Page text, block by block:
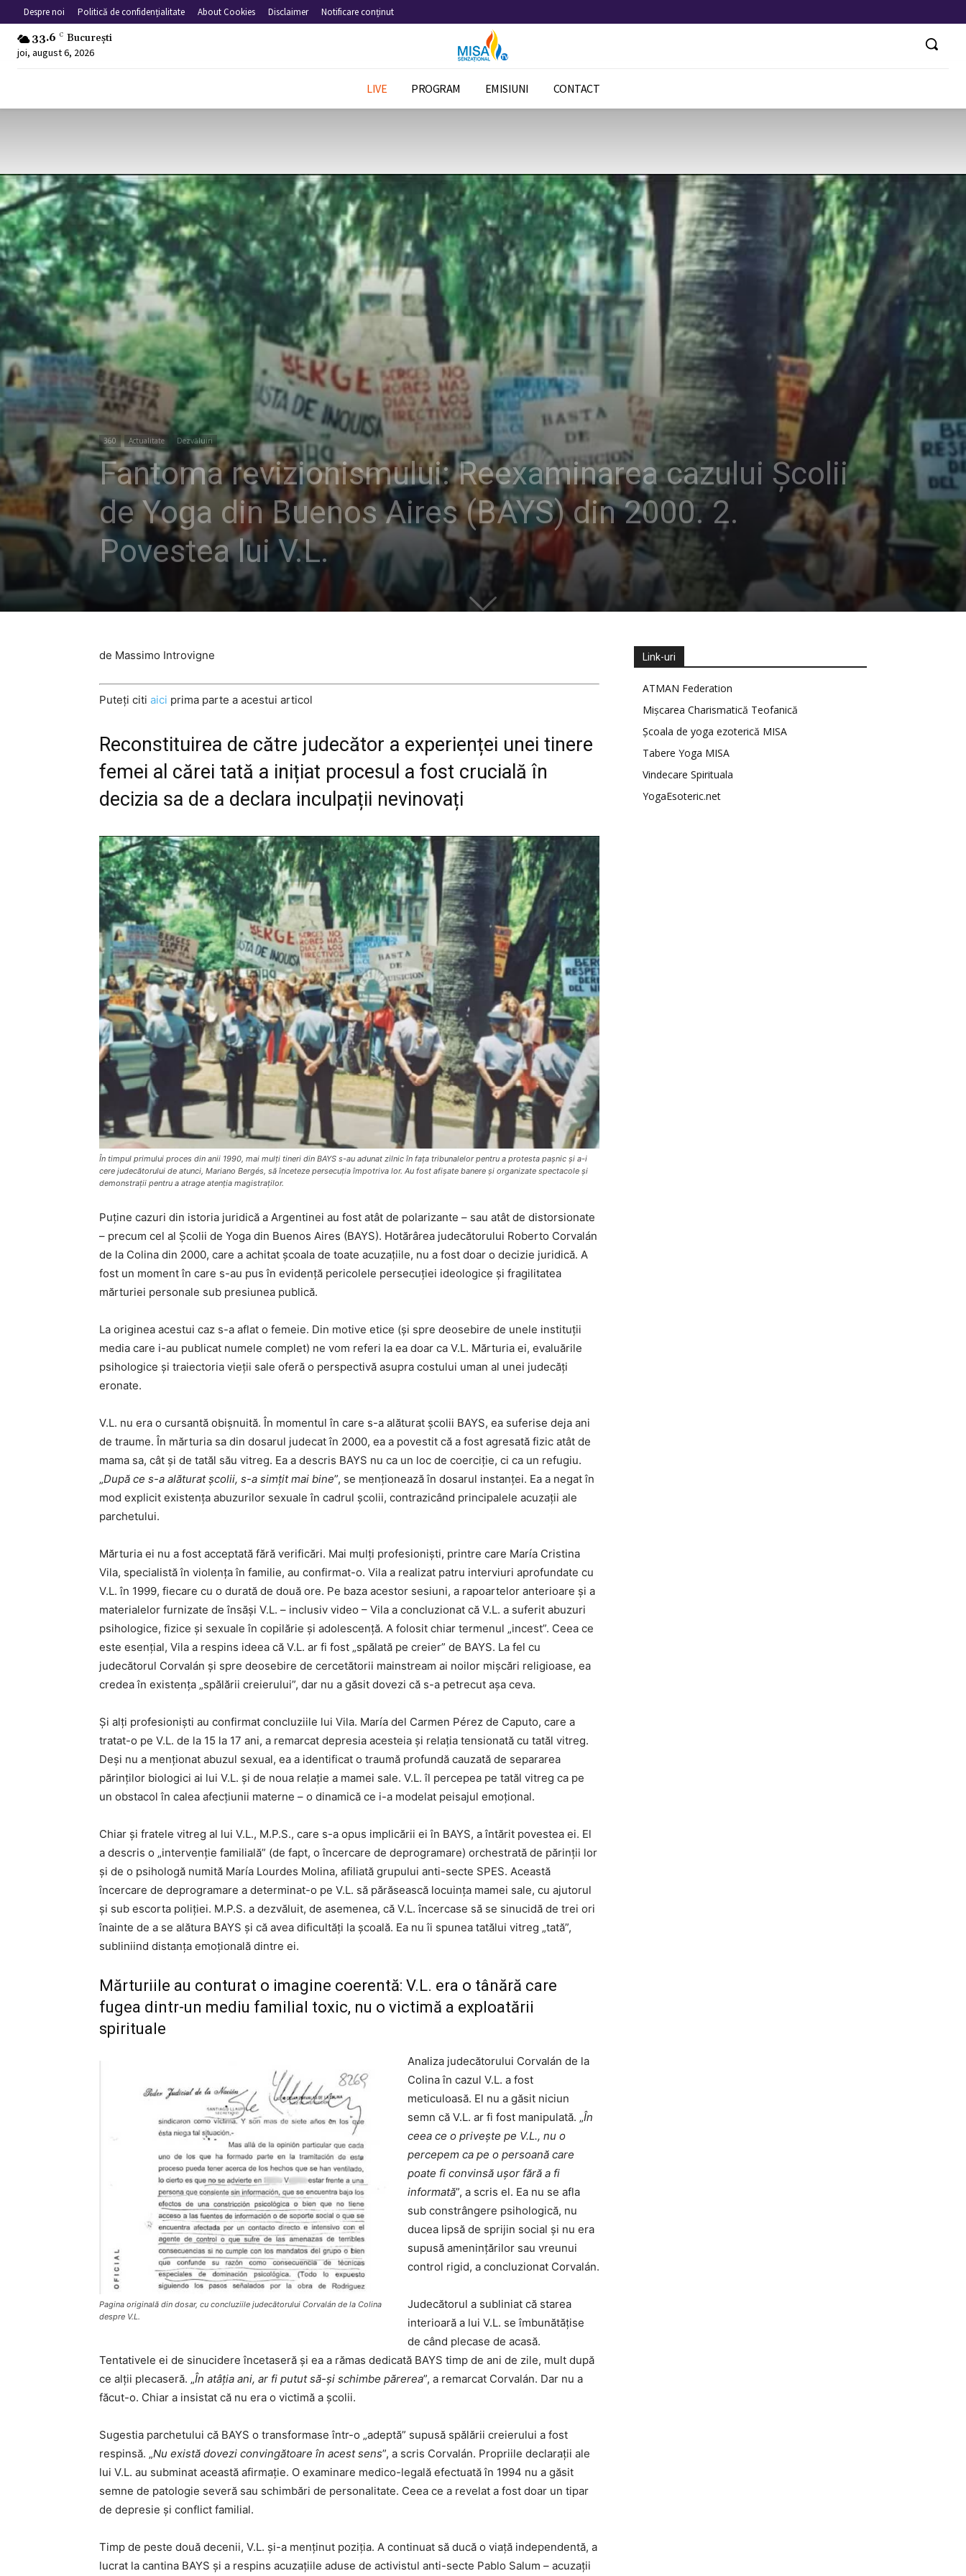
Despre noi Politică de confidențialitate About Cookies Disclaimer Notificare conținut
33.6 C București
joi, august 6, 2026
LIVE PROGRAM EMISIUNI CONTACT
360 Actualitate Dezvăluiri
Fantoma revizionismului: Reexaminarea cazului Școlii
de Yoga din Buenos Aires (BAYS) din 2000. 2.
Povestea lui V.L.
de Massimo Introvigne
Puteţi citi aici prima parte a acestui articol
Reconstituirea de către judecător a experienței unei tinere
femei al cărei tată a inițiat procesul a fost crucială în
decizia sa de a declara inculpații nevinovați
În timpul primului proces din anii 1990, mai mulți tineri din BAYS s-au adunat zilnic în fața tribunalelor pentru a protesta pașnic și a-i
cere judecătorului de atunci, Mariano Bergés, să înceteze persecuția împotriva lor. Au fost afişate banere şi organizate spectacole şi
demonstrații pentru a atrage atenția magistraților.
Puține cazuri din istoria juridică a Argentinei au fost atât de polarizante – sau atât de distorsionate
– precum cel al Școlii de Yoga din Buenos Aires (BAYS). Hotărârea judecătorului Roberto Corvalán
de la Colina din 2000, care a achitat școala de toate acuzațiile, nu a fost doar o decizie juridică. A
fost un moment în care s-au pus în evidență pericolele persecuției ideologice și fragilitatea
mărturiei personale sub presiunea publică.
La originea acestui caz s-a aflat o femeie. Din motive etice (și spre deosebire de unele instituții
media care i-au publicat numele complet) ne vom referi la ea doar ca V.L. Mărturia ei, evaluările
psihologice și traiectoria vieții sale oferă o perspectivă asupra costului uman al unei judecăți
eronate.
V.L. nu era o cursantă obișnuită. În momentul în care s-a alăturat școlii BAYS, ea suferise deja ani
de traume. În mărturia sa din dosarul judecat în 2000, ea a povestit că a fost agresată fizic atât de
mama sa, cât și de tatăl său vitreg. Ea a descris BAYS nu ca un loc de coerciție, ci ca un refugiu.
„După ce s-a alăturat școlii, s-a simțit mai bine”, se menționează în dosarul instanței. Ea a negat în
mod explicit existența abuzurilor sexuale în cadrul școlii, contrazicând principalele acuzații ale
parchetului.
Mărturia ei nu a fost acceptată fără verificări. Mai mulți profesioniști, printre care María Cristina
Vila, specialistă în violența în familie, au confirmat-o. Vila a realizat patru interviuri aprofundate cu
V.L. în 1999, fiecare cu o durată de două ore. Pe baza acestor sesiuni, a rapoartelor anterioare și a
materialelor furnizate de însăși V.L. – inclusiv video – Vila a concluzionat că V.L. a suferit abuzuri
psihologice, fizice și sexuale în copilărie și adolescență. A folosit chiar termenul „incest”. Ceea ce
este esențial, Vila a respins ideea că V.L. ar fi fost „spălată pe creier” de BAYS. La fel cu
judecătorul Corvalán și spre deosebire de cercetătorii mainstream ai noilor mișcări religioase, ea
credea în existența „spălării creierului”, dar nu a găsit dovezi că s-a petrecut așa ceva.
Și alți profesioniști au confirmat concluziile lui Vila. María del Carmen Pérez de Caputo, care a
tratat-o pe V.L. de la 15 la 17 ani, a remarcat depresia acesteia și relația tensionată cu tatăl vitreg.
Deși nu a menționat abuzul sexual, ea a identificat o traumă profundă cauzată de separarea
părinților biologici ai lui V.L. și de noua relație a mamei sale. V.L. îl percepea pe tatăl vitreg ca pe
un obstacol în calea afecțiunii materne – o dinamică ce i-a modelat peisajul emoțional.
Chiar și fratele vitreg al lui V.L., M.P.S., care s-a opus implicării ei în BAYS, a întărit povestea ei. El
a descris o „intervenție familială” (de fapt, o încercare de deprogramare) orchestrată de părinții lor
și de o psihologă numită María Lourdes Molina, afiliată grupului anti-secte SPES. Această
încercare de deprogramare a determinat-o pe V.L. să părăsească locuința mamei sale, cu ajutorul
și sub escorta poliției. M.P.S. a dezvăluit, de asemenea, că V.L. încercase să se sinucidă de trei ori
înainte de a se alătura BAYS și că avea dificultăți la școală. Ea nu îi spunea tatălui vitreg „tată”,
subliniind distanța emoțională dintre ei.
Mărturiile au conturat o imagine coerentă: V.L. era o tânără care
fugea dintr-un mediu familial toxic, nu o victimă a exploatării
spirituale
Pagina originală din dosar, cu concluziile judecătorului Corvalán de la Colina
despre V.L.
Analiza judecătorului Corvalán de la
Colina în cazul V.L. a fost
meticuloasă. El nu a găsit niciun
semn că V.L. ar fi fost manipulată. „În
ceea ce o privește pe V.L., nu o
percepem ca pe o persoană care
poate fi convinsă ușor fără a fi
informată”, a scris el. Ea nu se afla
sub constrângere psihologică, nu
ducea lipsă de sprijin social și nu era
supusă amenințărilor sau vreunui
control rigid, a concluzionat Corvalán.
Judecătorul a subliniat că starea
interioară a lui V.L. se îmbunătățise
de când plecase de acasă.
Tentativele ei de sinucidere încetaseră și ea a rămas dedicată BAYS timp de ani de zile, mult după
ce alții plecaseră. „În atâția ani, ar fi putut să-și schimbe părerea”, a remarcat Corvalán. Dar nu a
făcut-o. Chiar a insistat că nu era o victimă a școlii.
Sugestia parchetului că BAYS o transformase într-o „adeptă” supusă spălării creierului a fost
respinsă. „Nu există dovezi convingătoare în acest sens”, a scris Corvalán. Propriile declarații ale
lui V.L. au subminat această afirmație. O examinare medico-legală efectuată în 1994 nu a găsit
semne de patologie severă sau schimbări de personalitate. Ceea ce a revelat a fost doar un tipar
de depresie și conflict familial.
Timp de peste două decenii, V.L. și-a menținut poziția. A continuat să ducă o viață independentă, a
lucrat la cantina BAYS și a respins acuzațiile aduse de activistul anti-secte Pablo Salum – acuzații
Link-uri
ATMAN Federation
Mișcarea Charismatică Teofanică
Școala de yoga ezoterică MISA
Tabere Yoga MISA
Vindecare Spirituala
YogaEsoteric.net